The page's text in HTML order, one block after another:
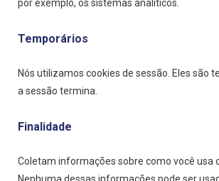
por exemplo, os sistemas analíticos.
Temporários
Nós utilizamos cookies de sessão. Eles
a sessão termina.
Finalidade
Coletam informações sobre como você usa